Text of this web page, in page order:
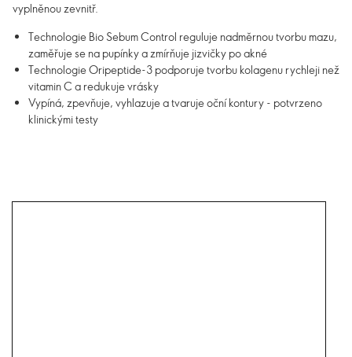
vyplněnou zevnitř.
Technologie Bio Sebum Control reguluje nadměrnou tvorbu mazu,
zaměřuje se na pupínky a zmírňuje jizvičky po akné
Technologie Oripeptide-3 podporuje tvorbu kolagenu rychleji než
vitamin C a redukuje vrásky
Vypíná, zpevňuje, vyhlazuje a tvaruje oční kontury - potvrzeno
klinickými testy